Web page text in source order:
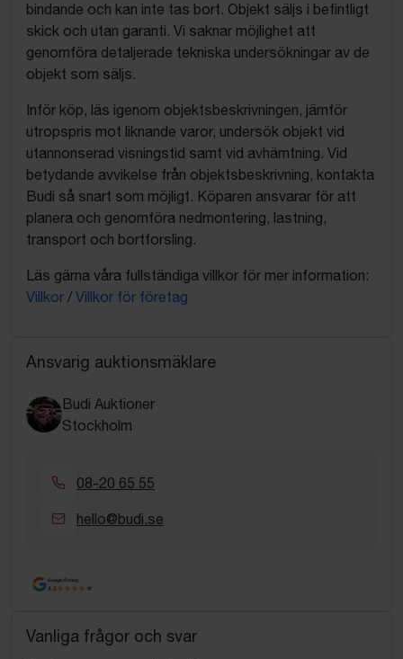
bindande och kan inte tas bort. Objekt säljs i befintligt
skick och utan garanti. Vi saknar möjlighet att
genomföra detaljerade tekniska undersökningar av de
objekt som säljs.
Inför köp, läs igenom objektsbeskrivningen, jämför
utropspris mot liknande varor, undersök objekt vid
utannonserad visningstid samt vid avhämtning. Vid
betydande avvikelse från objektsbeskrivning, kontakta
Budi så snart som möjligt. Köparen ansvarar för att
planera och genomföra nedmontering, lastning,
transport och bortforsling.
Läs gärna våra fullständiga villkor för mer information:
Villkor / Villkor för företag
Ansvarig auktionsmäklare
Budi Auktioner
Stockholm
08-20 65 55
hello@budi.se
Google Rating
4.5
Vanliga frågor och svar